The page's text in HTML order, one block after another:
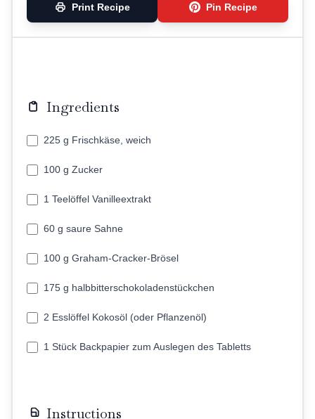
Print Recipe Pin Recipe
Ingredients
225 g Frischkäse, weich
100 g Zucker
1 Teelöffel Vanilleextrakt
60 g saure Sahne
100 g Graham-Cracker-Brösel
175 g halbbitterschokoladenstückchen
2 Esslöffel Kokosöl (oder Pflanzenöl)
1 Stück Backpapier zum Auslegen des Tabletts
Instructions